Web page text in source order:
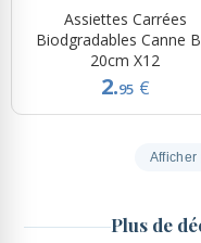
Assiettes Carrées
Biodgradables Canne
20cm X12
2.95 €
Afficher
Plus de